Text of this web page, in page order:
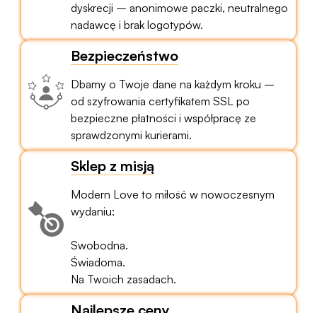
dyskrecji – anonimowe paczki, neutralnego
nadawcę i brak logotypów.
Bezpieczeństwo
Dbamy o Twoje dane na każdym kroku –
od szyfrowania certyfikatem SSL po
bezpieczne płatności i współpracę ze
sprawdzonymi kurierami.
Sklep z misją
Modern Love to miłość w nowoczesnym
wydaniu:
Swobodna.
Świadoma.
Na Twoich zasadach.